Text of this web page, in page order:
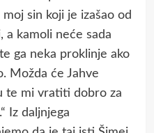
sin koji je izašao od
a kamoli neće sada
ga neka proklinje ako
Možda će Jahve
te mi vratiti dobro za
Iz daljnjega